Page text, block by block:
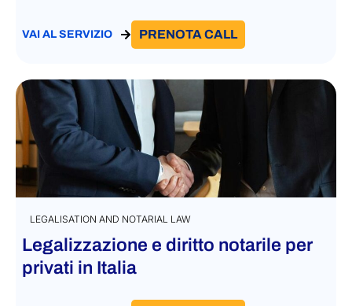
VAI AL SERVIZIO PRENOTA CALL
LEGALISATION AND NOTARIAL LAW
Legalizzazione e diritto notarile per
privati in Italia